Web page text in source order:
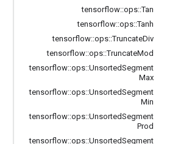
tensorflow::ops::Tan
tensorflow::ops::Tanh
tensorflow::ops::TruncateDiv
tensorflow::ops::TruncateMod
tensorflow::ops::UnsortedSegment
Max
tensorflow::ops::UnsortedSegment
Min
tensorflow::ops::UnsortedSegment
Prod
tensorflow::ops::UnsortedSegment